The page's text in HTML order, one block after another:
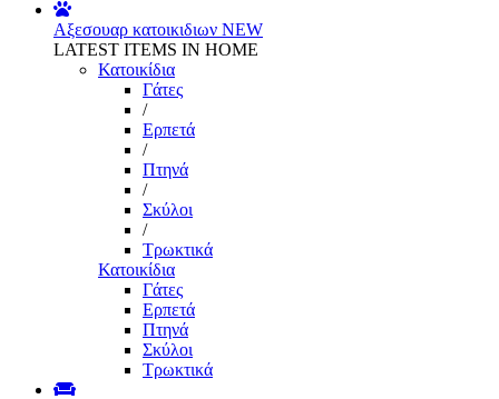
Αξεσουαρ κατοικιδιων NEW
LATEST ITEMS IN HOME
Κατοικίδια
Γάτες
/
Ερπετά
/
Πτηνά
/
Σκύλοι
/
Τρωκτικά
Κατοικίδια
Γάτες
Ερπετά
Πτηνά
Σκύλοι
Τρωκτικά